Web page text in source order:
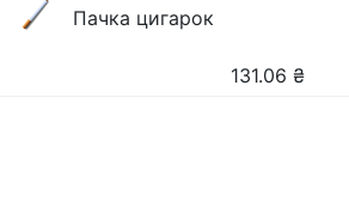
Пачка цигарок
131.06 ₴